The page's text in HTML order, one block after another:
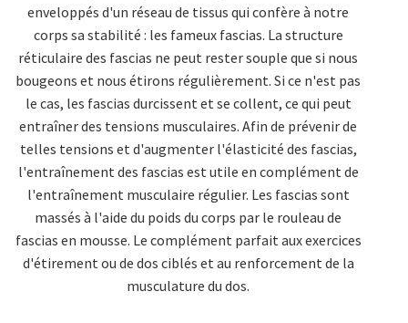
enveloppés d'un réseau de tissus qui confère à notre
corps sa stabilité : les fameux fascias. La structure
réticulaire des fascias ne peut rester souple que si nous
bougeons et nous étirons régulièrement. Si ce n'est pas
le cas, les fascias durcissent et se collent, ce qui peut
entraîner des tensions musculaires. Afin de prévenir de
telles tensions et d'augmenter l'élasticité des fascias,
l'entraînement des fascias est utile en complément de
l'entraînement musculaire régulier. Les fascias sont
massés à l'aide du poids du corps par le rouleau de
fascias en mousse. Le complément parfait aux exercices
d'étirement ou de dos ciblés et au renforcement de la
musculature du dos.